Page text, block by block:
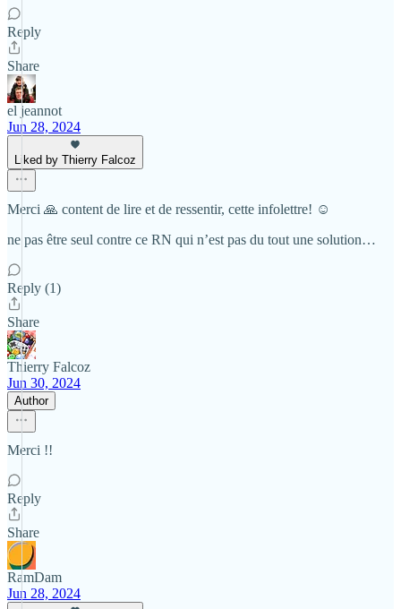
Reply
Share
el jeannot
Jun 28, 2024
Liked by Thierry Falcoz
Merci 🙏 content de lire et de ressentir, cette infolettre! ☺️
ne pas être seul contre ce RN qui n’est pas du tout une solution…
Reply (1)
Share
Thierry Falcoz
Jun 30, 2024
Author
Merci !!
Reply
Share
RamDam
Jun 28, 2024